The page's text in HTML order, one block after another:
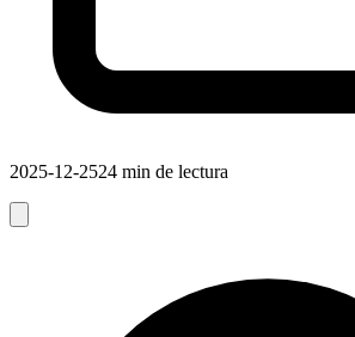
2025-12-2524 min de lectura